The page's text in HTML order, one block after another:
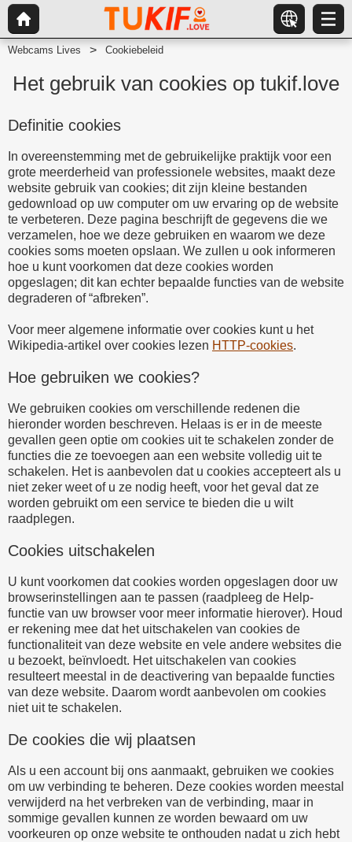
Webcams Lives Cookiebeleid
Het gebruik van cookies op tukif.love
Definitie cookies
In overeenstemming met de gebruikelijke praktijk voor een
grote meerderheid van professionele websites, maakt deze
website gebruik van cookies; dit zijn kleine bestanden
gedownload op uw computer om uw ervaring op de website
te verbeteren. Deze pagina beschrijft de gegevens die we
verzamelen, hoe we deze gebruiken en waarom we deze
cookies soms moeten opslaan. We zullen u ook informeren
hoe u kunt voorkomen dat deze cookies worden
opgeslagen; dit kan echter bepaalde functies van de website
degraderen of “afbreken”.
Voor meer algemene informatie over cookies kunt u het
Wikipedia-artikel over cookies lezen HTTP-cookies.
Hoe gebruiken we cookies?
We gebruiken cookies om verschillende redenen die
hieronder worden beschreven. Helaas is er in de meeste
gevallen geen optie om cookies uit te schakelen zonder de
functies die ze toevoegen aan een website volledig uit te
schakelen. Het is aanbevolen dat u cookies accepteert als u
niet zeker weet of u ze nodig heeft, voor het geval dat ze
worden gebruikt om een service te bieden die u wilt
raadplegen.
Cookies uitschakelen
U kunt voorkomen dat cookies worden opgeslagen door uw
browserinstellingen aan te passen (raadpleeg de Help-
functie van uw browser voor meer informatie hierover). Houd
er rekening mee dat het uitschakelen van cookies de
functionaliteit van deze website en vele andere websites die
u bezoekt, beïnvloedt. Het uitschakelen van cookies
resulteert meestal in de deactivering van bepaalde functies
van deze website. Daarom wordt aanbevolen om cookies
niet uit te schakelen.
De cookies die wij plaatsen
Als u een account bij ons aanmaakt, gebruiken we cookies
om uw verbinding te beheren. Deze cookies worden meestal
verwijderd na het verbreken van de verbinding, maar in
sommige gevallen kunnen ze worden bewaard om uw
voorkeuren op onze website te onthouden nadat u zich hebt